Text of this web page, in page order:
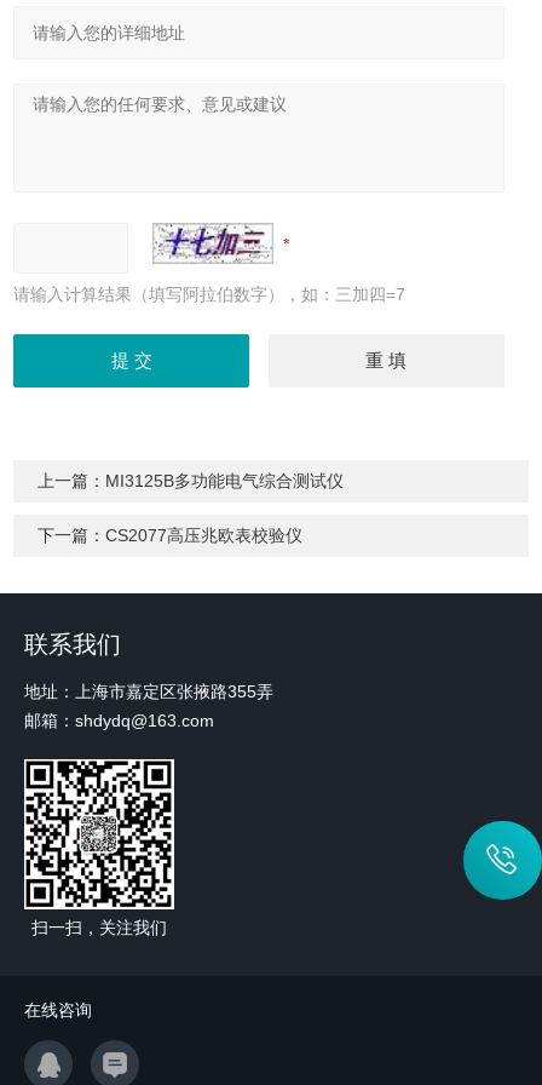
请输入计算结果（填写阿拉伯数字），如：三加四=7
上一篇： MI3125B多功能电气综合测试仪
下一篇：CS2077高压兆欧表校验仪
联系我们
地址：上海市嘉定区张掖路355弄
邮箱：shdydq@163.com
扫一扫，关注我们
在线咨询